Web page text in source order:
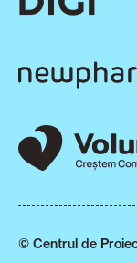
© Centrul de